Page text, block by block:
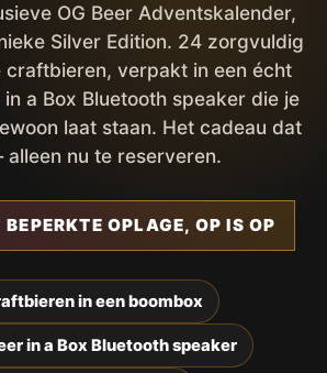
OG Beer Adventskalender,
Silver Edition. 24 zorgvuldig
craftbieren, verpakt in een écht
a Box Bluetooth speaker die je
laat staan. Het cadeau dat
nu te reserveren.
BEPERKTE OPLAGE, OP IS OP
in een boombox
in a Box Bluetooth speaker